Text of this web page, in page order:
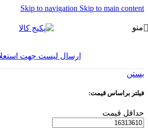
Skip to navigation Skip to main content
منو
ارسال لیست جهت
بستن
فیلتر براساس قیمت:
حداقل قیمت